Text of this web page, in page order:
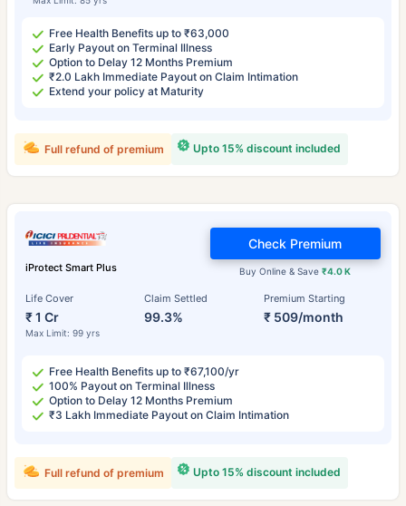
Free Health Benefits up to ₹63,000
Early Payout on Terminal Illness
Option to Delay 12 Months Premium
₹2.0 Lakh Immediate Payout on Claim Intimation
Extend your policy at Maturity
Upto 15% discount included
Full refund of premium
iProtect Smart Plus
Life Cover
₹ 1 Cr
Max Limit: 99 yrs
Claim Settled
99.3%
Premium Starting
₹ 509/month
Buy Online & Save₹4.0 K
Check Premium
Free Health Benefits up to ₹67,100/yr
100% Payout on Terminal Illness
Option to Delay 12 Months Premium
₹3 Lakh Immediate Payout on Claim Intimation
Upto 15% discount included
Full refund of premium